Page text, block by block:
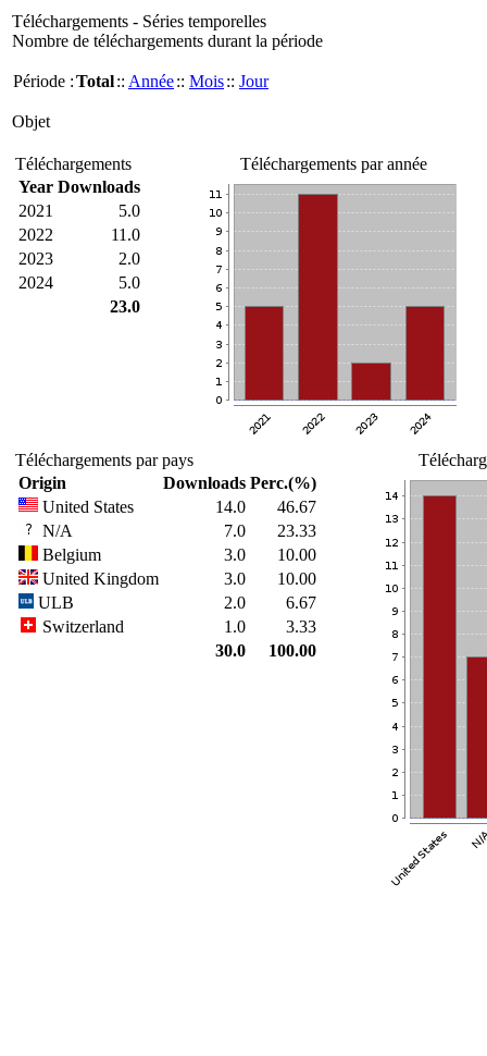
Téléchargements - Séries temporelles
Nombre de téléchargements durant la période
Période :Total:: Année:: Mois:: Jour
Objet
Téléchargements
Year Downloads
2021
5.0
2022
11.0
2023
2.0
2024
5.0
23.0
Téléchargements par année
Téléchargements par pays
Origin
Downloads Perc.(%)
United States
14.0
46.67
N/A
7.0
23.33
Belgium
3.0
10.00
United Kingdom
3.0
10.00
ULB
2.0
6.67
Switzerland
1.0
3.33
30.0
100.00